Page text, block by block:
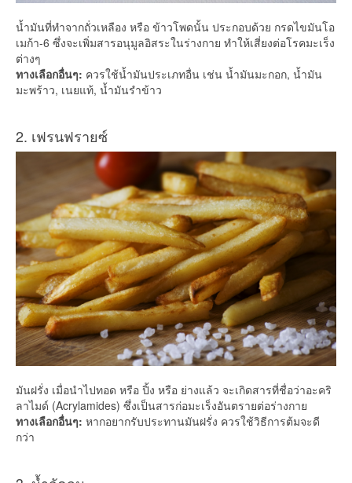
น้ำมันที่ทำจากถั่วเหลือง หรือ ข้าวโพดนั้น ประกอบด้วย กรดไขมันโอ
เมก้า-6 ซึ่งจะเพิ่มสารอนุมูลอิสระในร่างกาย ทำให้เสี่ยงต่อโรคมะเร็ง
ต่างๆ
ทางเลือกอื่นๆ: ควรใช้น้ำมันประเภทอื่น เช่น น้ำมันมะกอก, น้ำมัน
มะพร้าว, เนยแท้, น้ำมันรำข้าว
2. เฟรนฟรายซ์
มันฝรั่ง เมื่อนำไปทอด หรือ ปิ้ง หรือ ย่างแล้ว จะเกิดสารที่ชื่อว่าอะคริ
ลาไมด์ (Acrylamides) ซึ่งเป็นสารก่อมะเร็งอันตรายต่อร่างกาย
ทางเลือกอื่นๆ: หากอยากรับประทานมันฝรั่ง ควรใช้วิธีการต้มจะดี
กว่า